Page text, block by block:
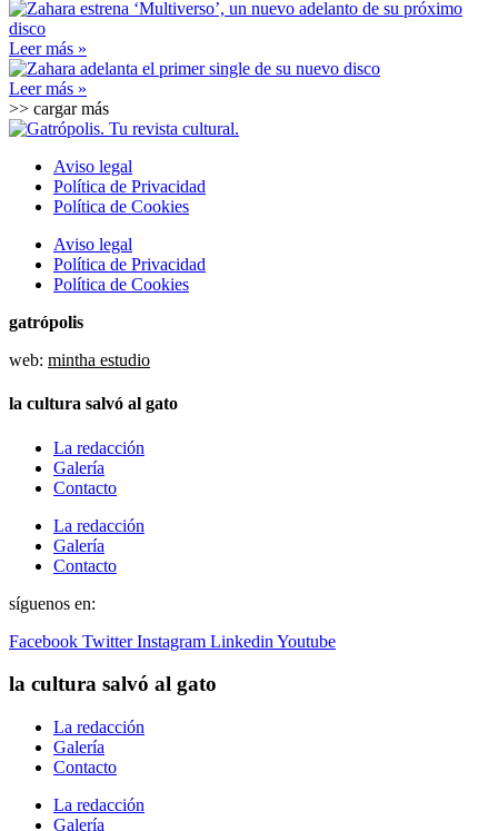
Leer más »
Leer más »
>> cargar más
Aviso legal
Política de Privacidad
Política de Cookies
Aviso legal
Política de Privacidad
Política de Cookies
gatrópolis
web: mintha estudio
la cultura salvó al gato
La redacción
Galería
Contacto
La redacción
Galería
Contacto
síguenos en:
Facebook Twitter Instagram Linkedin Youtube
la cultura salvó al gato
La redacción
Galería
Contacto
La redacción
Galería